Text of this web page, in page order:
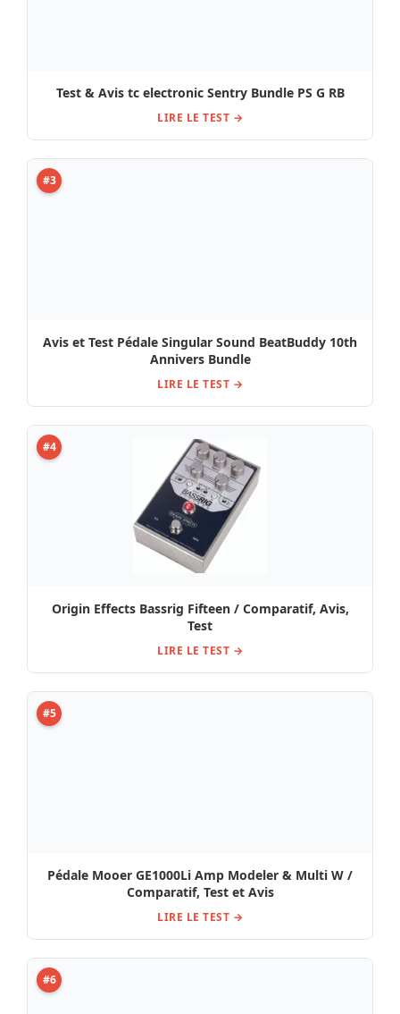
Test & Avis tc electronic Sentry Bundle PS G RB
LIRE LE TEST →
#3
Avis et Test Pédale Singular Sound BeatBuddy 10th
Annivers Bundle
LIRE LE TEST →
#4
Origin Effects Bassrig Fifteen / Comparatif, Avis,
Test
LIRE LE TEST →
#5
Pédale Mooer GE1000Li Amp Modeler & Multi W /
Comparatif, Test et Avis
LIRE LE TEST →
#6